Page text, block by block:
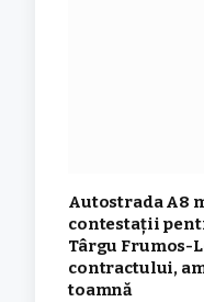
Autostrada A8
contestații
Târgu Frumos-
contractului,
toamnă